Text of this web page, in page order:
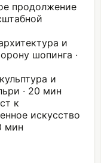
продолжение
и
шопинга ·
и
· 20 мин
к
искусство
мин